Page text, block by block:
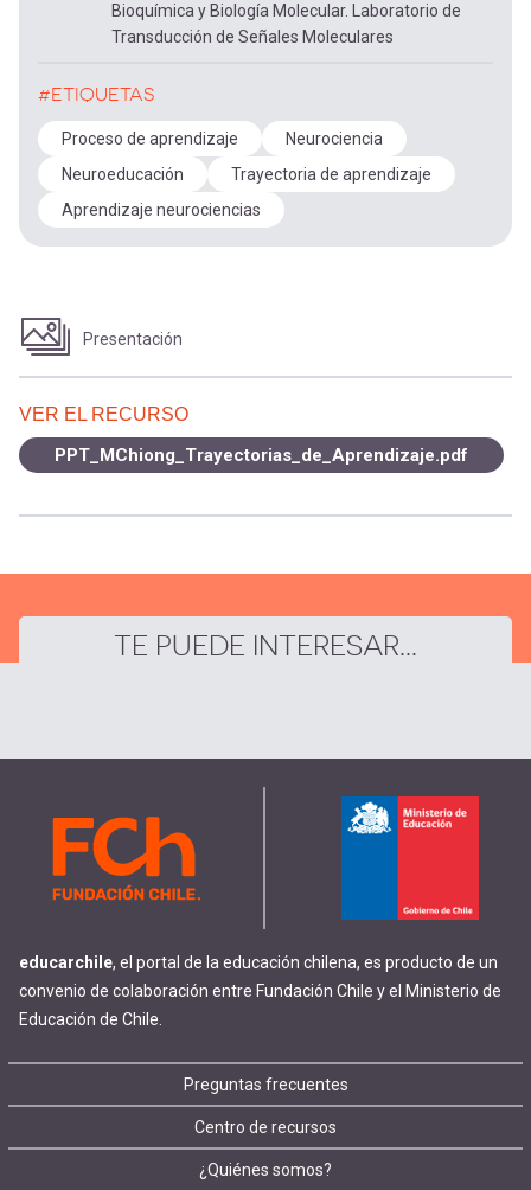
Bioquímica y Biología Molecular. Laboratorio de
Transducción de Señales Moleculares
#ETIQUETAS
Proceso de aprendizaje
Neurociencia
Neuroeducación
Trayectoria de aprendizaje
Aprendizaje neurociencias
Presentación
VER EL RECURSO
PPT_MChiong_Trayectorias_de_Aprendizaje.pdf
TE PUEDE INTERESAR...
educarchile, el portal de la educación chilena, es producto de un
convenio de colaboración entre Fundación Chile y el Ministerio de
Educación de Chile.
Footer
menu
Preguntas frecuentes
Centro de recursos
¿Quiénes somos?